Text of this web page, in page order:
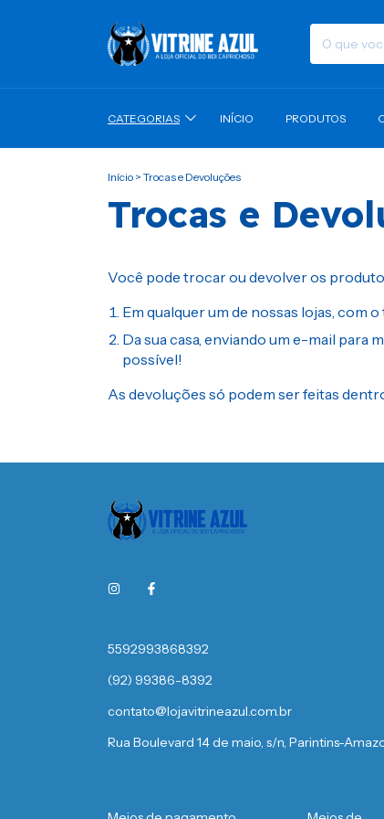
CATEGORIAS INÍCIO PRODUTOS
Início > Trocas e Devoluções
Trocas e
Você pode trocar ou devolver os
Em qualquer um de nossas lojas, com
Da sua casa, enviando um e-mail para
possível!
As devoluções só podem ser feitas
5592993868392
(92) 99386-8392
contato@lojavitrineazul.com.br
Rua Boulevard 14 de maio, s/n, Parintins-